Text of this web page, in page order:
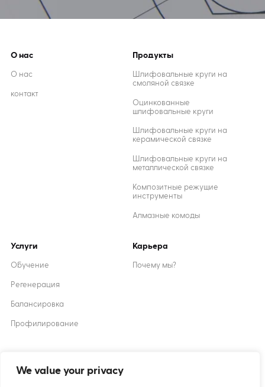
We value your privacy
О нас
О нас
контакт
Продукты
Шлифовальные круги на
смоляной связке
Оцинкованные
шлифовальные круги
Шлифовальные круги на
керамической связке
Шлифовальные круги на
металлической связке
Композитные режущие
инструменты
Алмазные комоды
Услуги
Обучение
Регенерация
Балансировка
Профилирование
Карьера
Почему мы?